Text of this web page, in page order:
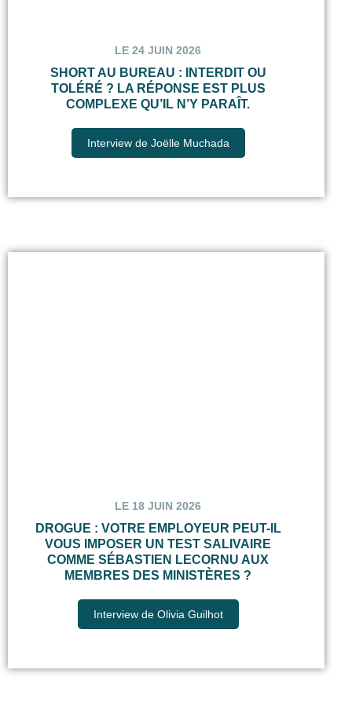
LE 24 JUIN 2026
SHORT AU BUREAU : INTERDIT OU
TOLÉRÉ ? LA RÉPONSE EST PLUS
COMPLEXE QU’IL N’Y PARAÎT.
Interview de Joëlle Muchada
LE 18 JUIN 2026
DROGUE : VOTRE EMPLOYEUR PEUT-IL
VOUS IMPOSER UN TEST SALIVAIRE
COMME SÉBASTIEN LECORNU AUX
MEMBRES DES MINISTÈRES ?
Interview de Olivia Guilhot